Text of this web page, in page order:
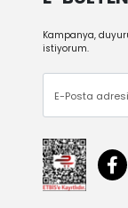
Kampanya,
istiyorum.